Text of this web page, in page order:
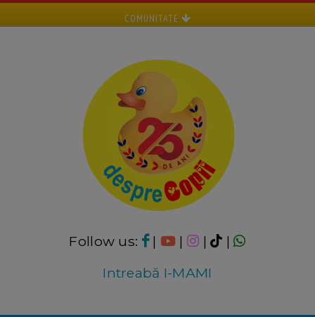
COMUNITATE
Follow us: | | |
|
Intreabă I-MAMI